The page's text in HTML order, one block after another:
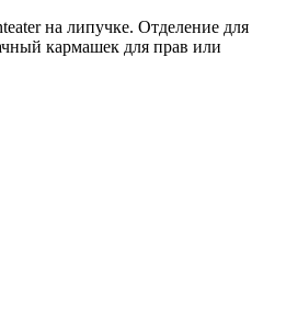
на липучке. Отделение для
кармашек для прав или